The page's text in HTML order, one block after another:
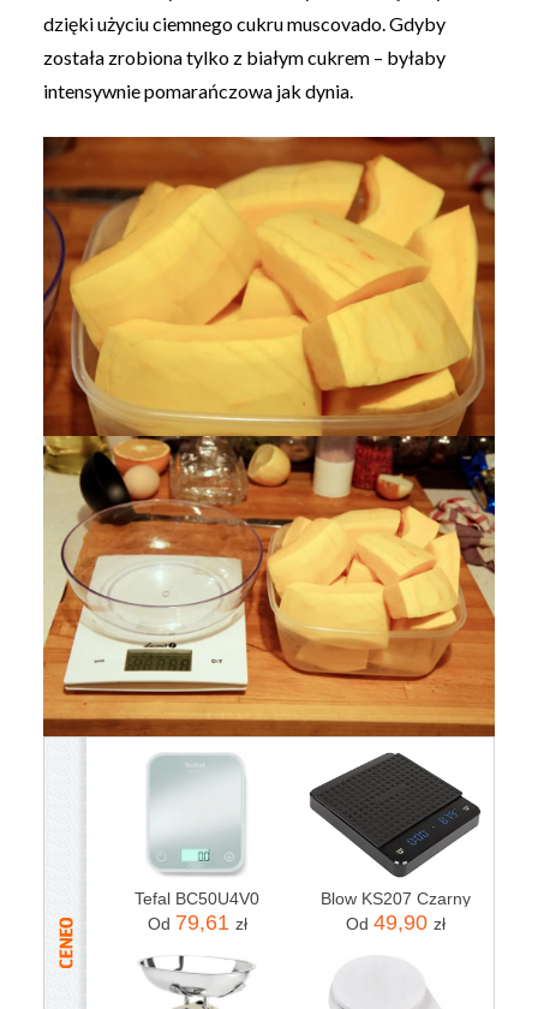
dzięki użyciu ciemnego cukru muscovado. Gdyby
została zrobiona tylko z białym cukrem – byłaby
intensywnie pomarańczowa jak dynia.
Tefal BC50U4V0
Od 79,61 zł
Blow KS207 Czarny
Od 49,90 zł